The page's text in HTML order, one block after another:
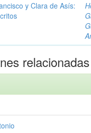
y Clara de Asís:
relacionadas